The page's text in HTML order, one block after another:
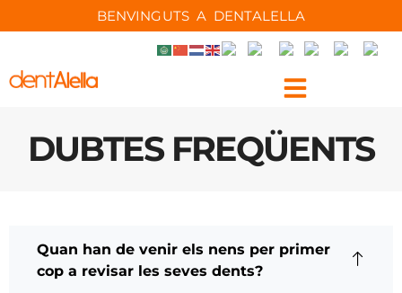
BENVINGUTS A DENTALELLA
DUBTES FREQÜENTS
Quan han de venir els nens per primer
cop a revisar les seves dents?